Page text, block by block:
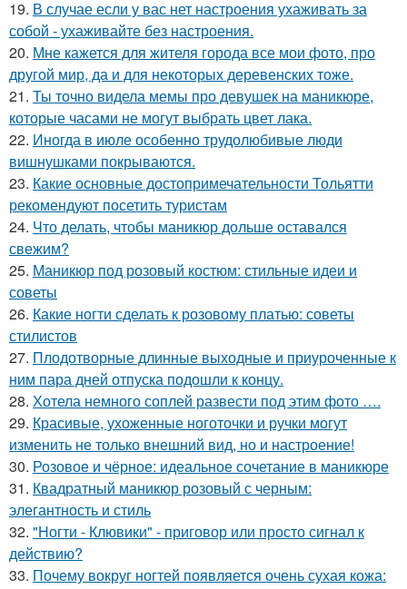
19. В случае если у вас нет настроения ухаживать за
собой - ухаживайте без настроения.
20. Мне кажется для жителя города все мои фото, про
другой мир, да и для некоторых деревенских тоже.
21. Ты точно видела мемы про девушек на маникюре,
которые часами не могут выбрать цвет лака.
22. Иногда в июле особенно трудолюбивые люди
вишнушками покрываются.
23. Какие основные достопримечательности Тольятти
рекомендуют посетить туристам
24. Что делать, чтобы маникюр дольше оставался
свежим?
25. Маникюр под розовый костюм: стильные идеи и
советы
26. Какие ногти сделать к розовому платью: советы
стилистов
27. Плодотворные длинные выходные и приуроченные к
ним пара дней отпуска подошли к концу.
28. Хотела немного соплей развести под этим фото ….
29. Красивые, ухоженные ноготочки и ручки могут
изменить не только внешний вид, но и настроение!
30. Розовое и чёрное: идеальное сочетание в маникюре
31. Квадратный маникюр розовый с черным:
элегантность и стиль
32. "Ногти - Клювики" - приговор или просто сигнал к
действию?
33. Почему вокруг ногтей появляется очень сухая кожа: